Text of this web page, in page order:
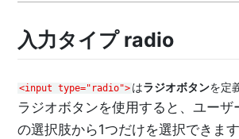
入力タイプ radio
<input type="radio"> はラジオボタンを定
ラジオボタンを使用すると、ユーザ
の選択肢から1つだけを選択できます